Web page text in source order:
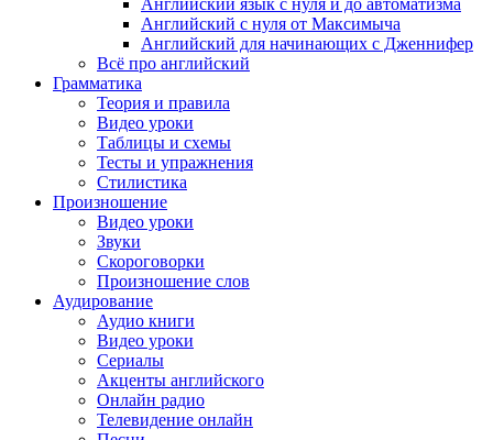
Английский язык с нуля и до автоматизма
Английский с нуля от Максимыча
Английский для начинающих с Дженнифер
Всё про английский
Грамматика
Теория и правила
Видео уроки
Таблицы и схемы
Тесты и упражнения
Стилистика
Произношение
Видео уроки
Звуки
Скороговорки
Произношение слов
Аудирование
Аудио книги
Видео уроки
Сериалы
Акценты английского
Онлайн радио
Телевидение онлайн